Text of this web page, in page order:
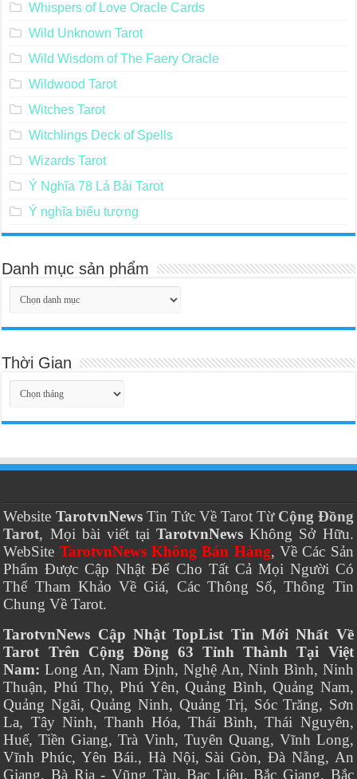
Whispers of Love Oracle Cards
Wild Unknown Tarot
Wild Wisdom of The Faery Oracle
Wildwood Tarot
Witches Tarot
Witchlings Deck of Spells
Wizards Tarot
Ý Nghĩa 78 Lá Bài Tarot
Ý nghĩa biểu tượng
Danh mục sản phẩm
Thời Gian
Thời
Gian
Website TarotvnNewsTin Tức Về Tarot Từ Cộng Đồng
Tarot, Mọi bài viết tạiTarotvnNews Không Sở Hữu.
WebSite TarotvnNews Không Bán Hàng, Về Các Sản
Phẩm Được Cập Nhật Để Cho Tất Cả Mọi Người Có
Thể Tham Khảo Về Giá, Các Thông Số, Thông Tin
Chung Về Tarot.
TarotvnNews Cập Nhật TopList Tin Mới Nhất Về
Tarot Trên Cộng Đồng 63 Tỉnh Thành Tại Việt
Nam: Long An, Nam Định, Nghệ An, Ninh Bình, Ninh
Thuận, Phú Thọ, Phú Yên, Quảng Bình, Quảng Nam,
Quảng Ngãi, Quảng Ninh, Quảng Trị, Sóc Trăng, Sơn
La, Tây Ninh, Thanh Hóa, Thái Bình, Thái Nguyên,
Huế, Tiền Giang, Trà Vinh, Tuyên Quang, Vĩnh Long,
Vĩnh Phúc, Yên Bái., Hà Nội, Sài Gòn, Đà Nẵng, An
Giang, Bà Rịa - Vũng Tàu, Bạc Liêu, Bắc Giang, Bắc